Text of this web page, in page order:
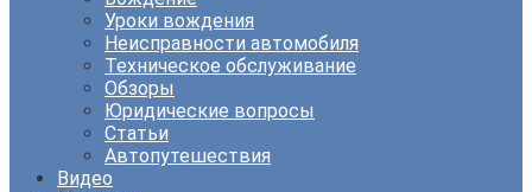
Уроки вождения
Неисправности автомобиля
Техническое обслуживание
Обзоры
Юридические вопросы
Статьи
Автопутешествия
Видео